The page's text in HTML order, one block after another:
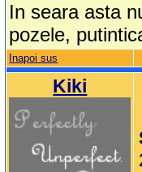
In seara asta
pozele,
Inapoi sus
Kiki